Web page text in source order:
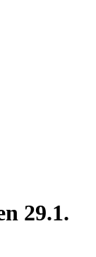
29.1.